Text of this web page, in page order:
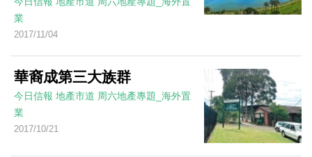
業
2017/11/04
華裔成第三大族群
今日信報 地產市道 周六地產專題_海外置
業
2017/10/21